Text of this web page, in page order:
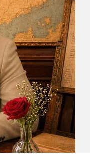
Archeologia
Teatro Lega
Gastronomia